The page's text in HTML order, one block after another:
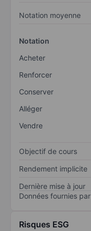
Notation moyenne
Notation
Acheter
Renforcer
Conserver
Alléger
Vendre
Objectif de cours
Rendement implicite
Dernière mise à jour
Données fournies par
Risques ESG